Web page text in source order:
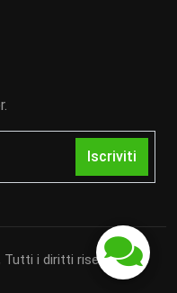
Iscriviti
Tutti i diritti riservati.